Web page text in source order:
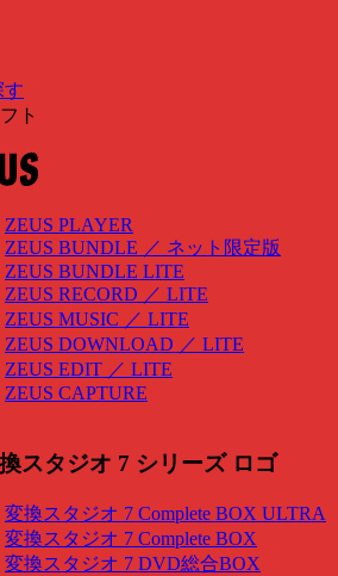
す
ト
ZEUS PLAYER
ZEUS BUNDLE ／ ネット限定版
ZEUS BUNDLE LITE
ZEUS RECORD ／ LITE
ZEUS MUSIC ／ LITE
ZEUS DOWNLOAD ／ LITE
ZEUS EDIT ／ LITE
ZEUS CAPTURE
変換スタジオ 7 Complete BOX ULTRA
変換スタジオ 7 Complete BOX
変換スタジオ 7 DVD総合BOX